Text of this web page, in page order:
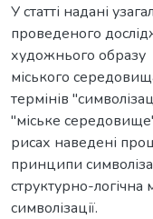
У статті надані
проведеного
художнього образу
міського
термінів
"міське
рисах наведені
принципи
структурно-логічна
символізації.